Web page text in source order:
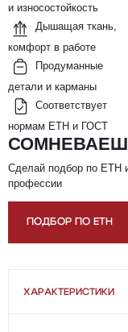
и износостойкость
Дышащая ткань,
комфорт в работе
Продуманные
детали и карманы
Соответствует
нормам ЕТН и ГОСТ
Сделай подбор по ЕТН
профессии
ПОДБОР ПО ЕТН
ХАРАКТЕРИСТИКИ